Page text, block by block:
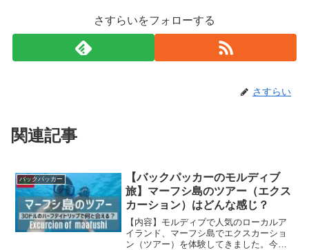
さすらいをフォローする
さすらい
関連記事
バックパッカー
【バックパッカーのモルディブ
旅】マーフシ島のツアー（エクス
カーション）はどんな感じ？
【内容】モルディブで人気のローカルア
イランド、マーフシ島でエクスカーショ
ン（ツアー）を体験してきました。今回